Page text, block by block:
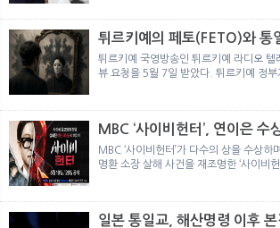
튀르키예의 페토(FETO)와 통
튀르키예 국영방송인 튀르키예 라디오 텔
뷰 요청을 5월 7일 받았다. 튀르키예 정부
MBC ‘사이비헌터’, 연이은 수
MBC ‘사이비헌터’가 다수의 상을 수상
명환 소장 살해 사건을 재조명한 ‘사이비헌
일본 통일교, 해산명령 이후 본격적인 청산 절차